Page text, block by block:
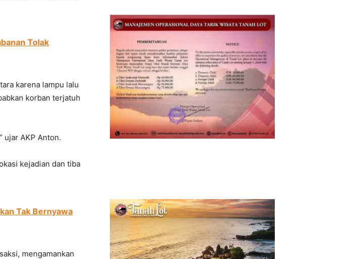
Tolak
karena lampu lalu
korban terjatuh
ujar AKP Anton.
kejadian dan tiba
Tak Bernyawa
mengamankan